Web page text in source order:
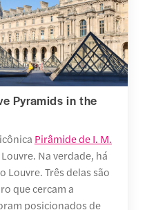
Pyramids in the
Pirâmide de I. M.
Na verdade, há
Louvre. Três delas são
que cercam a
posicionados de